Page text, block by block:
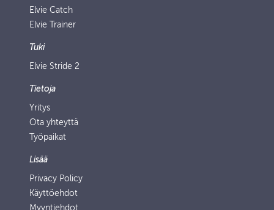
Elvie Catch
Elvie Trainer
Tuki
Elvie Stride 2
Tietoja
Yritys
Ota yhteyttä
Työpaikat
Lisää
Privacy Policy
Käyttöehdot
Myyntiehdot